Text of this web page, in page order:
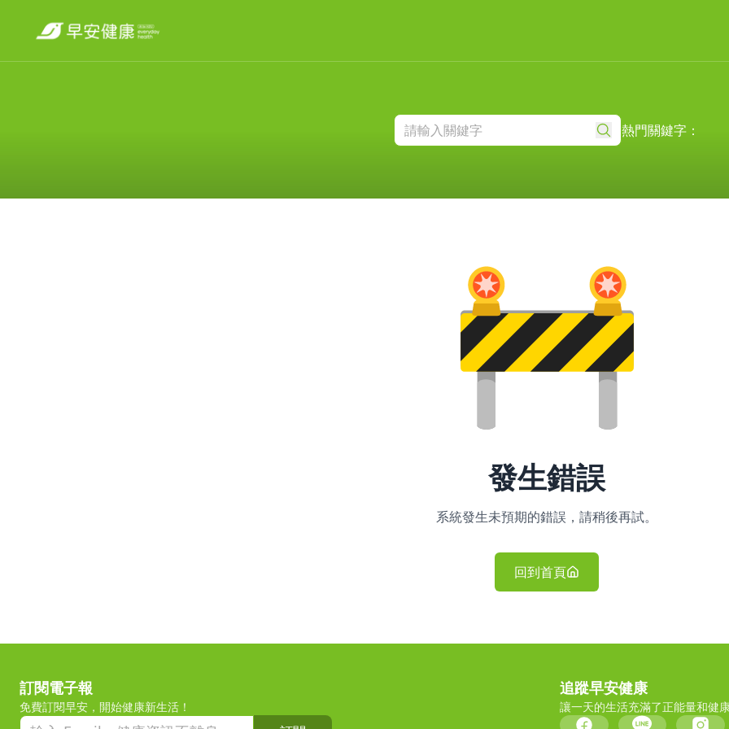
熱門關鍵字：
發生錯誤
系統發生未預期的錯誤，請稍後再試。
回到首頁
訂閱電子報
免費訂閱早安，開始健康新生活！
追蹤早安健康
讓一天的生活充滿了正能量和健